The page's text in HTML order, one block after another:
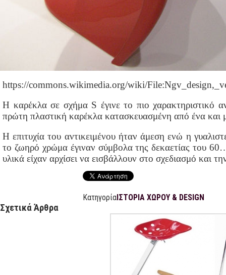
https://commons.wikimedia.org/wiki/
Η καρέκλα σε σχήμα S έγινε το πιο χαρακτηριστικό
πρώτη πλαστική καρέκλα κατασκευασμένη από ένα και
Η επιτυχία του αντικειμένου ήταν άμεση ενώ η
το ζωηρό χρώμα έγιναν σύμβολα της δεκαετίας του
υλικά είχαν αρχίσει να εισβάλλουν στο σχεδιασμό και
ΚατηγορίαΙΣΤΟΡΙΑ ΧΩΡΟΥ & DESIGN
Σχετικά Άρθρα